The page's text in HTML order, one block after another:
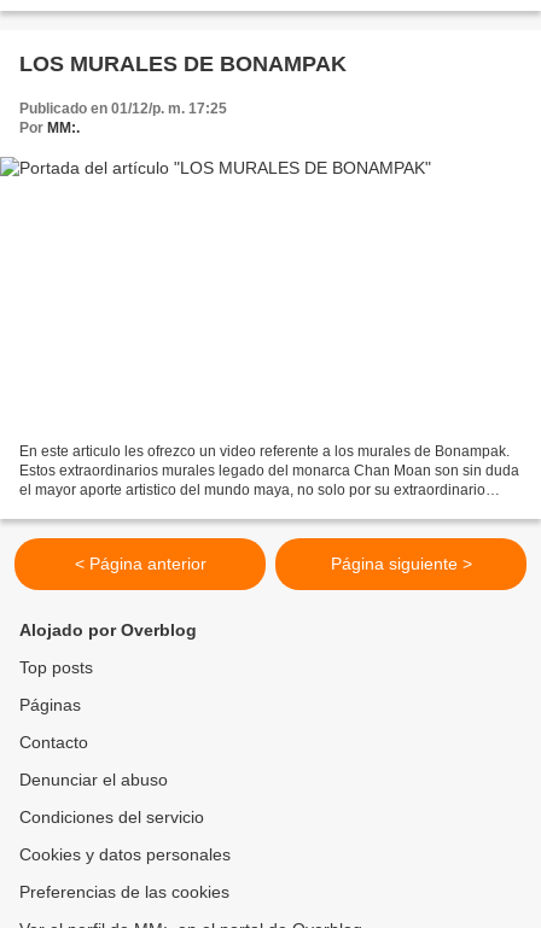
LOS MURALES DE BONAMPAK
Publicado en 01/12/p. m. 17:25
Por MM:.
En este articulo les ofrezco un video referente a los murales de Bonampak.
Estos extraordinarios murales legado del monarca Chan Moan son sin duda
el mayor aporte artistico del mundo maya, no solo por su extraordinario
< Página anterior Página siguiente >
Alojado por Overblog
Top posts
Páginas
Contacto
Denunciar el abuso
Condiciones del servicio
Cookies y datos personales
Preferencias de las cookies